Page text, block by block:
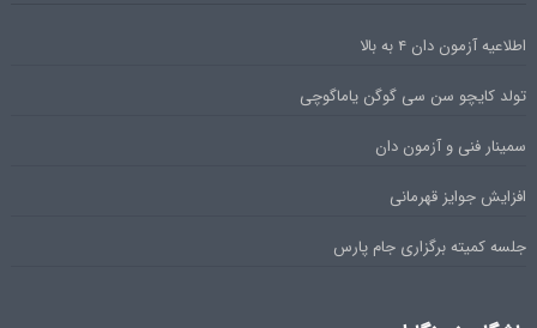
اطلاعیه آزمون دان ۴ به بالا
تولد کایچو سن سی گوگن یاماگوچی
سمینار فنی و آزمون دان
افزایش جوایز قهرمانی
جلسه کمیته برگزاری جام پارس